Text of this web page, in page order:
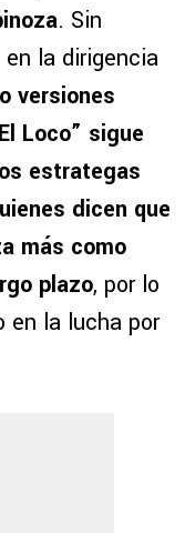
. Sin
la dirigencia
versiones
Loco” sigue
estrategas
dicen que
más como
plazo, por lo
en la lucha por